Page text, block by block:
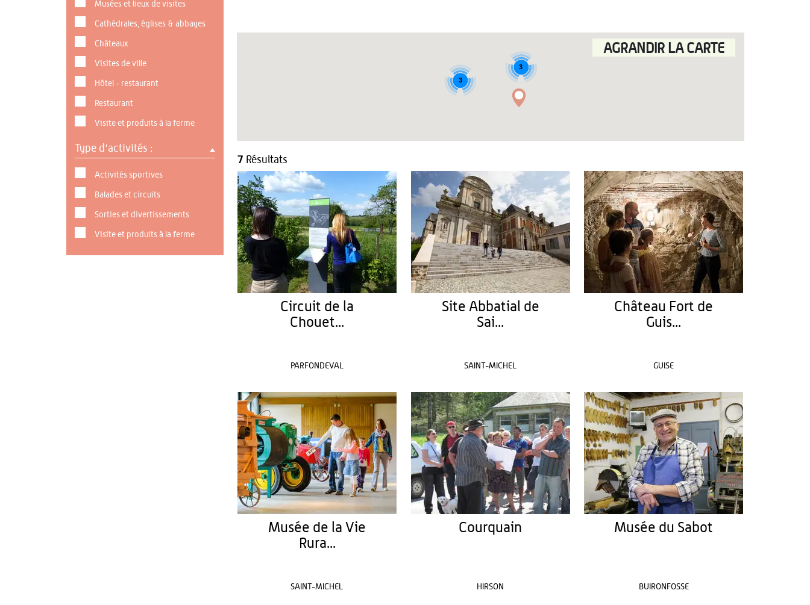
Musées et lieux de visites
Cathédrales, églises & abbayes
Châteaux
Visites de ville
Hôtel - restaurant
Restaurant
Visite et produits à la ferme
Type d'activités :
Activités sportives
Balades et circuits
Sorties et divertissements
Visite et produits à la ferme
3
3
AGRANDIR LA CARTE
7 Résultats
Circuit de la
Chouet...
PARFONDEVAL
Site Abbatial de
Sai...
SAINT-MICHEL
Château Fort de
Guis...
GUISE
Musée de la Vie
Rura...
SAINT-MICHEL
Courquain
HIRSON
Musée du Sabot
BUIRONFOSSE